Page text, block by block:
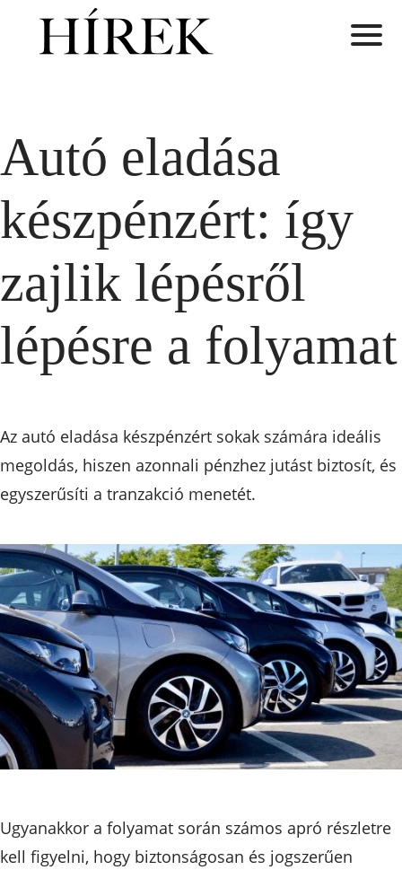
Autó eladása
készpénzért: így
zajlik lépésről
lépésre a folyamat
Az autó eladása készpénzért sokak számára ideális
megoldás, hiszen azonnali pénzhez jutást biztosít, és
egyszerűsíti a tranzakció menetét.
Ugyanakkor a folyamat során számos apró részletre
kell figyelni, hogy biztonságosan és jogszerűen